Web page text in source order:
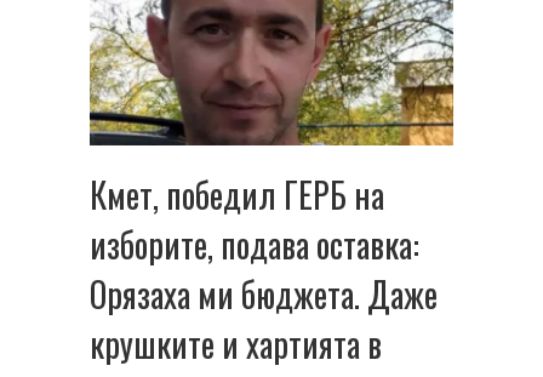
Кмет, победил ГЕРБ на
изборите, подава оставка:
Орязаха ми бюджета. Даже
крушките и хартията в